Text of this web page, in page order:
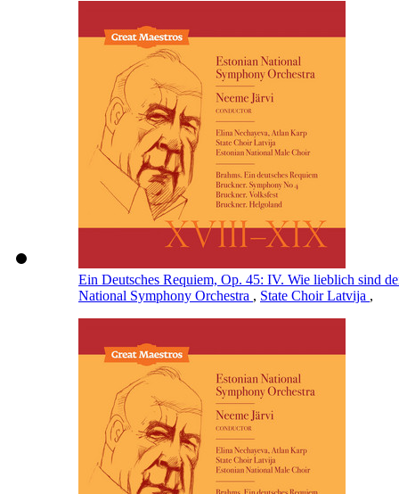
Ein Deutsches Requiem, Op. 45: IV. Wie lieblich sind
National Symphony Orchestra , State Choir Latvija ,